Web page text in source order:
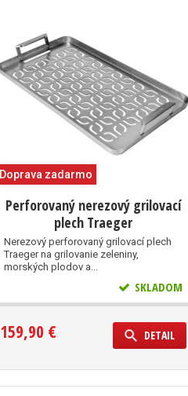
Doprava zadarmo
Perforovaný nerezový grilovací
plech Traeger
Nerezový perforovaný grilovací plech
Traeger na grilovanie zeleniny,
morských plodov a...
SKLADOM
159,90 € DETAIL